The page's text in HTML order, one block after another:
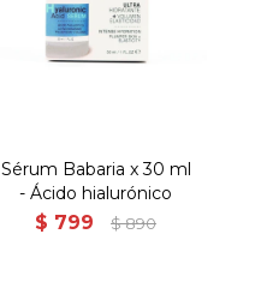
Sérum Babaria x 30 ml
- Ácido hialurónico
$ 799 $ 890